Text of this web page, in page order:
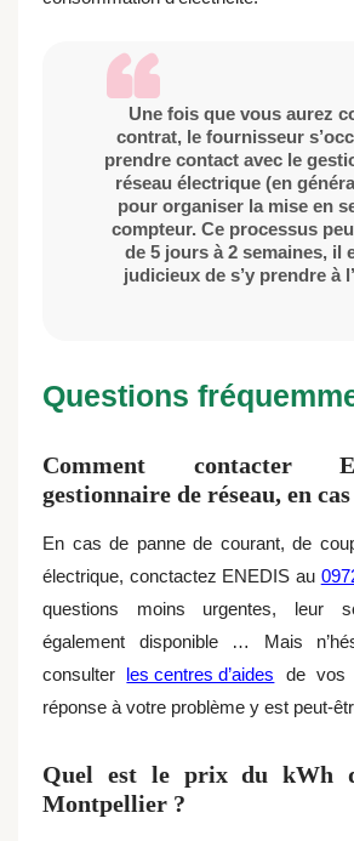
Une fois que vous aurez
contrat, le fournisseur
prendre contact avec le
réseau électrique (en
pour organiser la mise en
compteur. Ce processus
de 5 jours à 2 semaines, il
judicieux de s’y prendre à
Questions
Comment contacter
gestionnaire de réseau, en
En cas de panne de courant, de
électrique, conctactez ENEDIS au
questions moins urgentes, leur
également disponible … Mais
consulter les centres d’aides de vos
réponse à votre problème y est peut-
Quel est le prix du kWh
Montpellier ?